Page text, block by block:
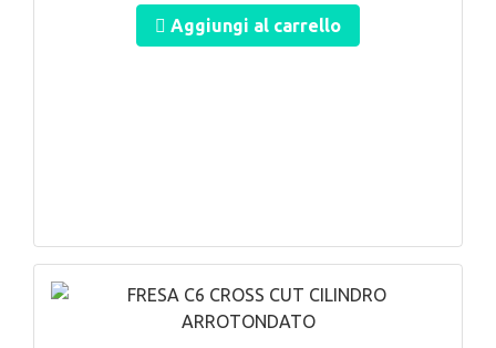
Aggiungi al carrello